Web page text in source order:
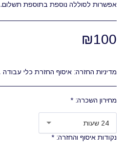
אפשרות לסוללה נוספת בתוספת תשלום.
₪100
מדיניות החזרה: איסוף החזרת כלי עבודה היא בשעות העבודה של המחסן בלבד 08:00-12:00 השכרת הכלים היא מוצעת בכמה תעריפים, לפי יום עבודה מלא/מספר ימים או שבועות (יום עבודה מלא: 24 שעות)
מחירון השכרה: *
24 שעות
נקודות איסוף והחזרה: *